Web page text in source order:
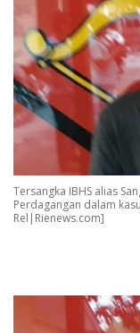
Tersangka IBHS alias
Perdagangan dalam
Rel|Rienews.com]